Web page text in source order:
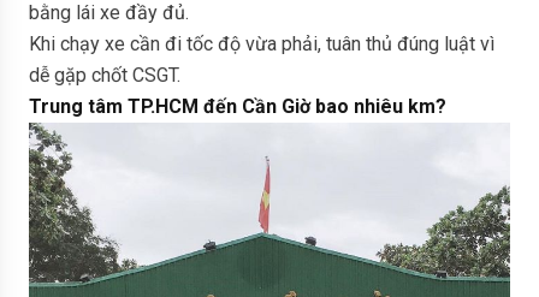
bằng lái xe đầy đủ.
Khi chạy xe cần đi tốc độ vừa phải, tuân thủ đúng luật vì
dễ gặp chốt CSGT.
Trung tâm TP.HCM đến Cần Giờ bao nhiêu km?